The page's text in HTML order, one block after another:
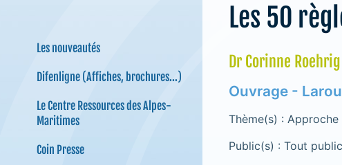
Les nouveautés
Difenligne (Affiches, brochures...)
Le Centre Ressources des Alpes-
Maritimes
Coin Presse
Les 50
Dr Corinne Roehrig
Ouvrage -
Thème(s) :
Public(s) : Tout public